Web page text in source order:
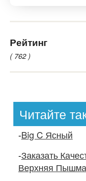
Рейтинг
( 762 )
Читайте
-Big C Ясный
-Заказать
Верхняя Пышма